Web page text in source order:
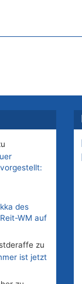
des
WM auf
zu
ist jetzt